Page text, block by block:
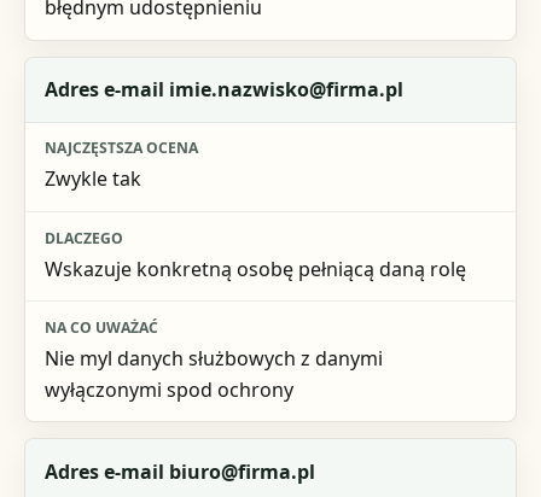
błędnym udostępnieniu
Adres e-mail imie.nazwisko@firma.pl
Zwykle tak
Wskazuje konkretną osobę pełniącą daną rolę
Nie myl danych służbowych z danymi
wyłączonymi spod ochrony
Adres e-mail biuro@firma.pl